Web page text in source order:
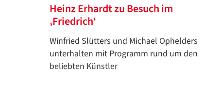
Heinz Erhardt zu Besuch im
‚Friedrich‘
Winfried Slütters und Michael Ophelders
unterhalten mit Programm rund um den
beliebten Künstler